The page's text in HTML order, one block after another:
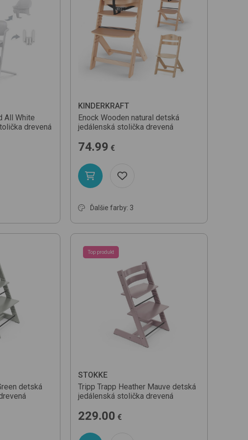
All White
drevená
KINDERKRAFT
Enock Wooden natural detská
jedálenská stolička drevená
74.99 €
Ďalšie farby: 3
detská
Top produkt
STOKKE
Tripp Trapp Heather Mauve detská
jedálenská stolička drevená
229.00 €